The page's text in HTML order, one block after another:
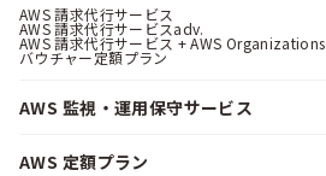
AWS 請求代行サービス
AWS 請求代行サービスadv.
AWS 請求代行サービス + AWS Organizations
バウチャー定額プラン
AWS 監視・運用保守サービス
AWS 定額プラン